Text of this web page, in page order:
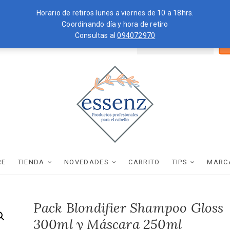
Horario de retiros lunes a viernes de 10 a 18hrs.
Coordinando día y hora de retiro
Consultas al094072970
por:
essenz
TIENDA NOVEDADES CARRITO TIPS
Pack Blondifier Shampoo Gloss
300ml y Máscara 250ml